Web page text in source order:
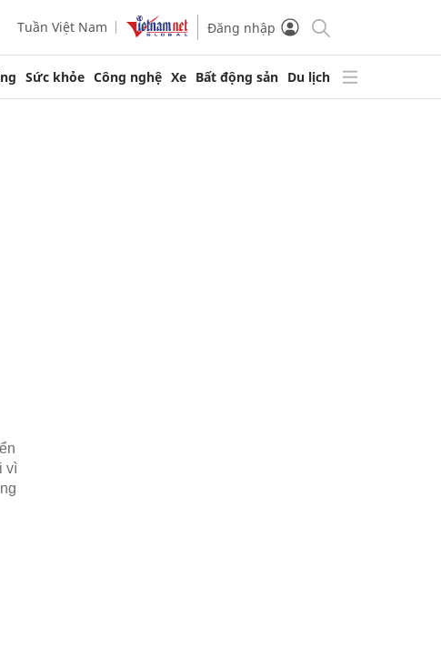
Tuần Việt Nam Đăng nhập
Sức khỏe Công nghệ Xe Bất động sản Du lịch
vì